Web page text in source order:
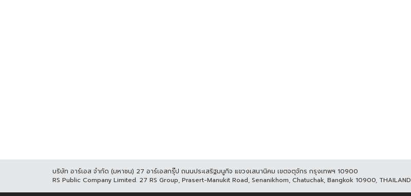
บริษัท อาร์เอส จำกัด (มหาชน) 27 อาร์เอสกรุ๊ป ถนนประเสริฐมนูกิจ แขวงเสนานิคม เขตจตุจักร กรุงเทพฯ 10900
RS Public Company Limited. 27 RS Group, Prasert-Manukit Road, Senanikhom, Chatuchak, Bangkok 10900, THAILAND